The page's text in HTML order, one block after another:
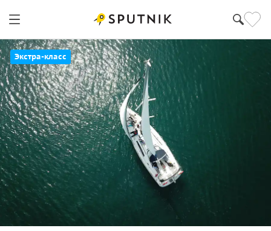
Экстра-класс